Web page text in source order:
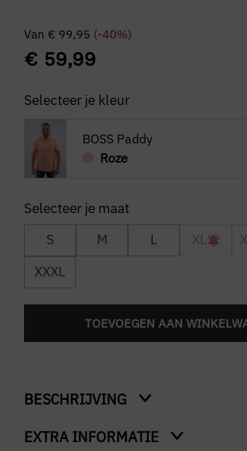
Van € 99,95 (-40%)
€ 59,99
Selecteer je kleur
BOSS Paddy
Roze
S M L XL
XXXL
TOEVOEGEN AAN
BESCHRIJVING
Paddy
EXTRA INFORMATIE